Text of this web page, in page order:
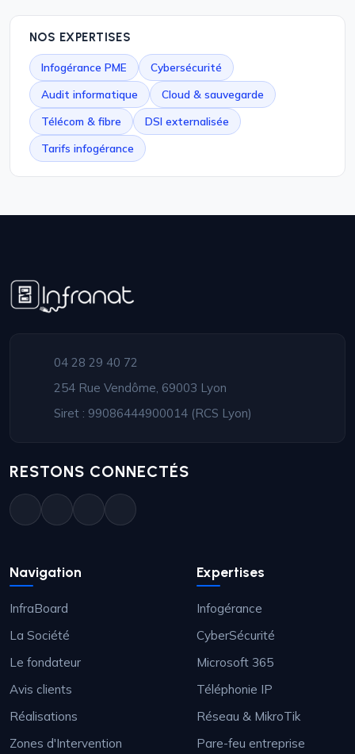
NOS EXPERTISES
Infogérance PME
Cybersécurité
Audit informatique
Cloud & sauvegarde
Télécom & fibre
DSI externalisée
Tarifs infogérance
04 28 29 40 72
254 Rue Vendôme, 69003 Lyon
Siret : 99086444900014 (RCS Lyon)
RESTONS CONNECTÉS
Navigation
InfraBoard
La Société
Le fondateur
Avis clients
Réalisations
Zones d'Intervention
Expertises
Infogérance
CyberSécurité
Microsoft 365
Téléphonie IP
Réseau & MikroTik
Pare-feu entreprise